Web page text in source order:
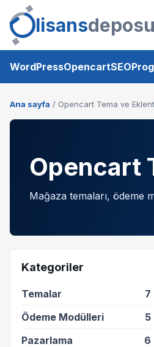
lisansdeposu
WordPressOpencartSEO
Ana sayfa / Opencart Tema ve
Opencart
Mağaza temaları, ödeme
Kategoriler
Temalar
7
Ödeme Modülleri
5
Pazarlama
6